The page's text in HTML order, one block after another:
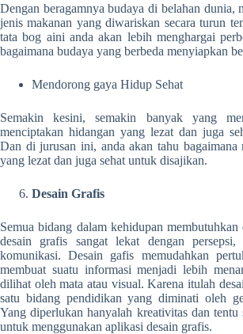
Dengan beragamnya budaya di belahan dunia,
jenis makanan yang diwariskan secara turun
tata bog aini anda akan lebih menghargai
bagaimana budaya yang berbeda menyiapkan
Mendorong gaya Hidup Sehat
Semakin kesini, semakin banyak yang
menciptakan hidangan yang lezat dan juga
Dan di jurusan ini, anda akan tahu bagaimana
yang lezat dan juga sehat untuk disajikan.
Desain Grafis
Semua bidang dalam kehidupan
desain grafis sangat lekat dengan
komunikasi. Desain gafis memudahkan
membuat suatu informasi menjadi lebih
dilihat oleh mata atau visual. Karena itulah
satu bidang pendidikan yang diminati oleh
Yang diperlukan hanyalah kreativitas dan
untuk menggunakan aplikasi desain grafis.